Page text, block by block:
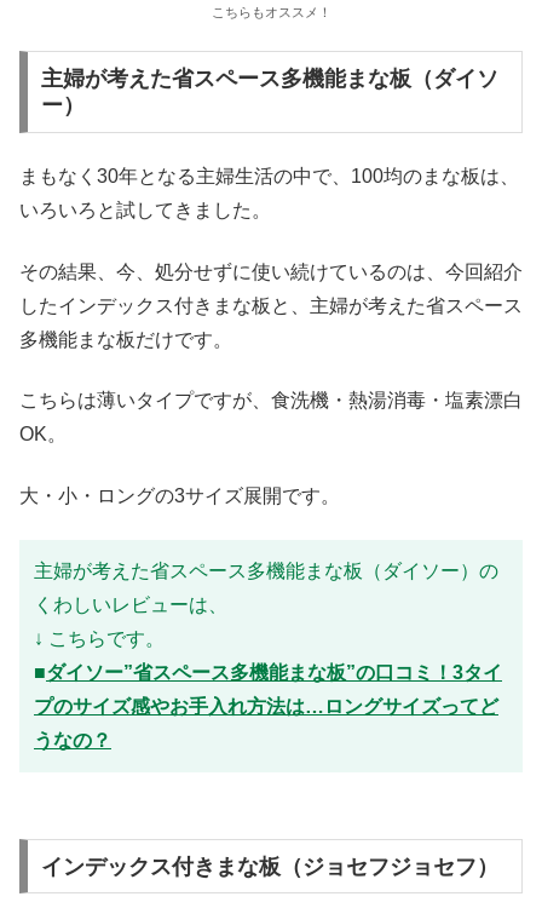
こちらもオススメ！
主婦が考えた省スペース多機能まな板（ダイソ
ー）
まもなく30年となる主婦生活の中で、100均のまな板は、
いろいろと試してきました。
その結果、今、処分せずに使い続けているのは、今回紹介
したインデックス付きまな板と、主婦が考えた省スペース
多機能まな板だけです。
こちらは薄いタイプですが、食洗機・熱湯消毒・塩素漂白
OK。
大・小・ロングの3サイズ展開です。
主婦が考えた省スペース多機能まな板（ダイソー）の
くわしいレビューは、
↓ こちらです。
■ダイソー”省スペース多機能まな板”の口コミ！3タイ
プのサイズ感やお手入れ方法は…ロングサイズってど
うなの？
インデックス付きまな板（ジョセフジョセフ）